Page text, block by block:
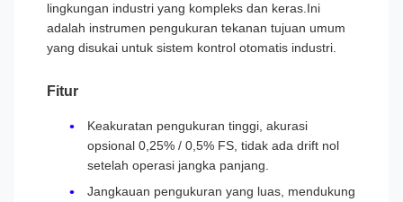
lingkungan industri yang kompleks dan keras.Ini
adalah instrumen pengukuran tekanan tujuan umum
yang disukai untuk sistem kontrol otomatis industri.
Fitur
Keakuratan pengukuran tinggi, akurasi
opsional 0,25% / 0,5% FS, tidak ada drift nol
setelah operasi jangka panjang.
Jangkauan pengukuran yang luas, mendukung